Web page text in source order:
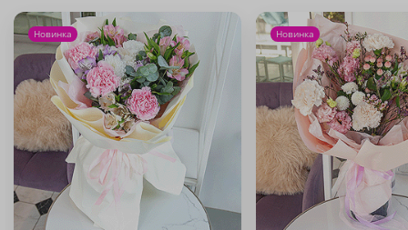
Новинка Новинка